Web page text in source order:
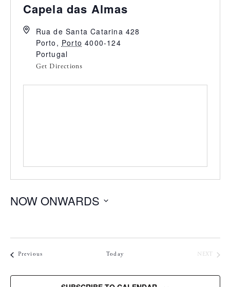
Capela das Almas
Rua de Santa Catarina 428
Porto , Porto 4000-124
Portugal
Get Directions
NOW ONWARDS
l
e
t
Previous Today NEXT